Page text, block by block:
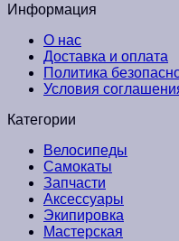
Информация
О нас
Доставка и оплата
Политика
Условия
Категории
Велосипеды
Самокаты
Запчасти
Аксессуары
Экипировка
Мастерская